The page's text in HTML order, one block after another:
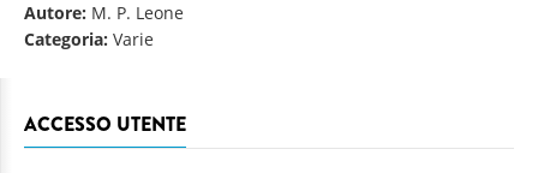
Autore: M. P. Leone
Categoria: Varie
ACCESSO UTENTE